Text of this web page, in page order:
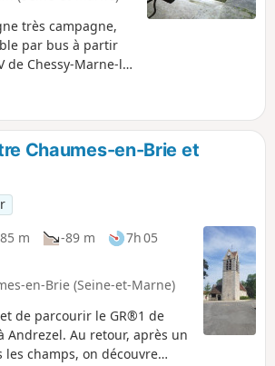
très campagne,
par bus à partir
de Chessy-Marne-la-
lavoirs qu'on y
commence et se
de cultures
forêts, parcourt,
la verte vallée
par le
de Laval, et
de Sainte-Aubierge
et villages
Chaumes-en-Brie et
m -89 m
7h 05
en-Brie (Seine-et-Marne)
de parcourir le GR®1 de
Andrezel. Au retour, après un
les champs, on découvre